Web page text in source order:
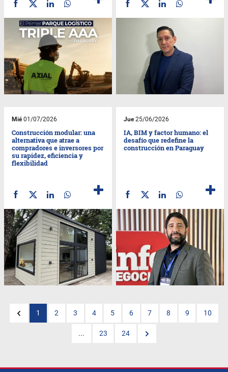
Mié01/07/2026
Construcción modular: una
alternativa que atrae a
compradores e inversores por
su rapidez, eficiencia y
flexibilidad
Jue25/06/2026
IA, BIM y factor humano: el
desafío que redefine la
construcción en Paraguay
1 2 3 4 5 6 7 8 9 10
... 23 24